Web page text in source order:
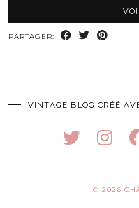
PARTAGER:
VINTAGE BLOG CRÉÉ
© 2026